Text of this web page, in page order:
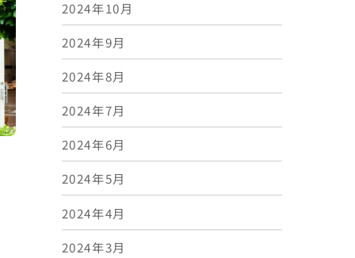
2024年10月
2024年9月
2024年8月
2024年7月
2024年6月
2024年5月
2024年4月
2024年3月